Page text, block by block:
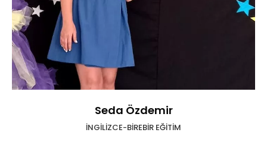
Seda Özdemir
İNGİLİZCE-BİREBİR EĞİTİM